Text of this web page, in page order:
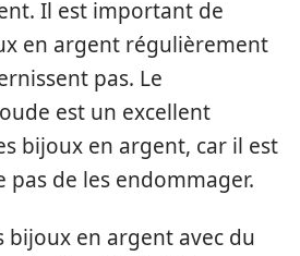
Il est important de
en argent régulièrement
pas. Le
est un excellent
bijoux en argent, car il est
pas de les endommager.
bijoux en argent avec du